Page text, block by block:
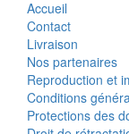
Accueil
Contact
Livraison
Nos partenaires
Reproduction et
Conditions
Protections des